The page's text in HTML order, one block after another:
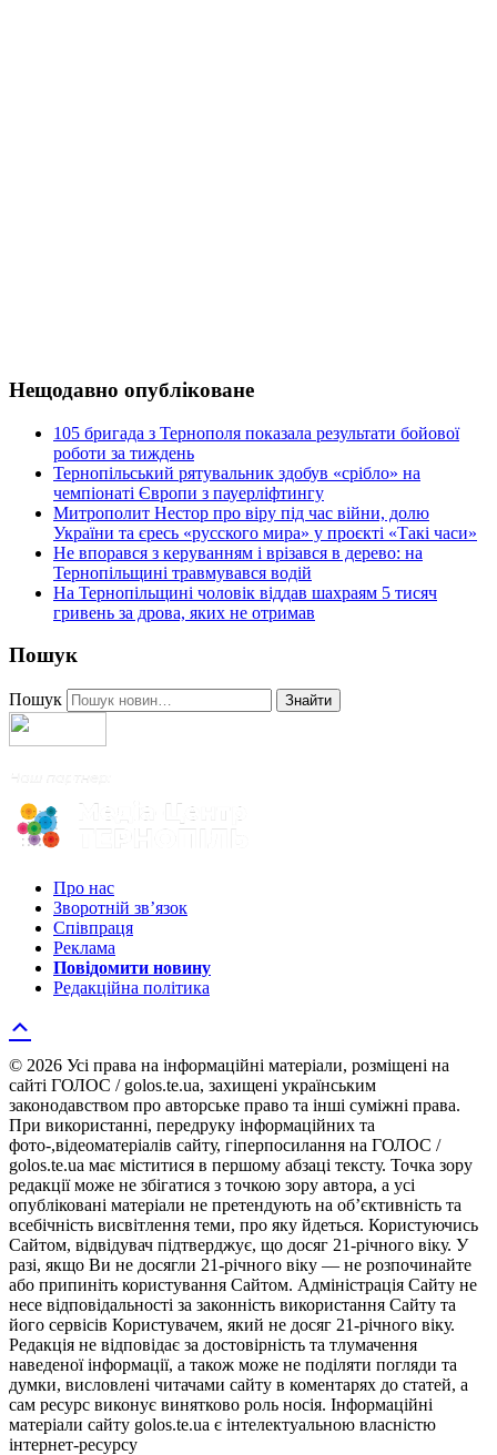
Нещодавно опубліковане
105 бригада з Тернополя показала результати бойової
роботи за тиждень
Тернопільський рятувальник здобув «срібло» на
чемпіонаті Європи з пауерліфтингу
Митрополит Нестор про віру під час війни, долю
України та єресь «русского мира» у проєкті «Такі часи»
Не впорався з керуванням і врізався в дерево: на
Тернопільщині травмувався водій
На Тернопільщині чоловік віддав шахраям 5 тисяч
гривень за дрова, яких не отримав
Пошук
Пошук Знайти
Про нас
Зворотній зв’язок
Співпраця
Реклама
Повідомити новину
Редакційна політика
© 2026 Усі права на інформаційні матеріали, розміщені на
сайті ГОЛОС / golos.te.ua, захищені українським
законодавством про авторське право та інші суміжні права.
При використанні, передруку інформаційних та
фото-,відеоматеріалів сайту, гіперпосилання на ГОЛОС /
golos.te.ua має міститися в першому абзаці тексту. Точка зору
редакції може не збігатися з точкою зору автора, а усі
опубліковані матеріали не претендують на об’єктивність та
всебічність висвітлення теми, про яку йдеться. Користуючись
Сайтом, відвідувач підтверджує, що досяг 21-річного віку. У
разі, якщо Ви не досягли 21-річного віку — не розпочинайте
або припиніть користування Сайтом. Адміністрація Сайту не
несе відповідальності за законність використання Сайту та
його сервісів Користувачем, який не досяг 21-річного віку.
Редакція не відповідає за достовірність та тлумачення
наведеної інформації, а також може не поділяти погляди та
думки, висловлені читачами сайту в коментарях до статей, а
сам ресурс виконує винятково роль носія. Інформаційні
матеріали сайту golos.te.ua є інтелектуальною власністю
інтернет-ресурсу